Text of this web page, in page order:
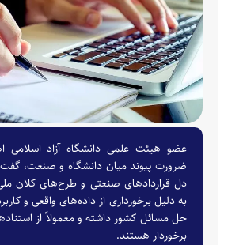
عضو هیئت علمی دانشگاه آزاد اسلامی
ضرورت پیوند میان دانشگاه و صنعت،
دل قراردادهای صنعتی و طرح‌های کلان
به دلیل برخورداری از داده‌های واقعی و
حل مسائل کشور داشته و معمولاً از
برخوردار هستند.